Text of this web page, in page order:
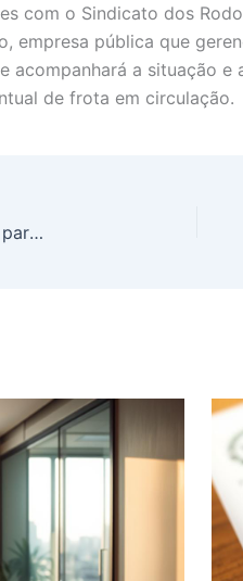
com o Sindicato dos
empresa pública que
acompanhará a situação
de frota em circulação.
Lula Anuncia “Desenrola Adimplentes”: Novas Medidas para Incentivar Pagamento de Dívidas em Dia Começam Hoje